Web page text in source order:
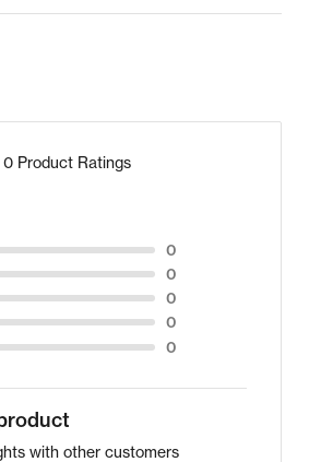
відсутні.
0 Product Ratings
0
0
0
0
0
with other customers